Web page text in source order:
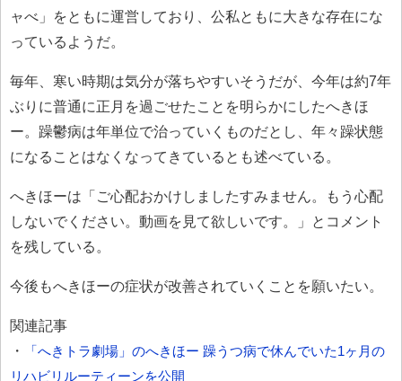
ャべ」をともに運営しており、公私ともに大きな存在にな
っているようだ。
毎年、寒い時期は気分が落ちやすいそうだが、今年は約7年
ぶりに普通に正月を過ごせたことを明らかにしたへきほ
ー。躁鬱病は年単位で治っていくものだとし、年々躁状態
になることはなくなってきているとも述べている。
へきほーは「ご心配おかけしましたすみません。もう心配
しないでください。動画を見て欲しいです。」とコメント
を残している。
今後もへきほーの症状が改善されていくことを願いたい。
関連記事
・
「へきトラ劇場」のへきほー 躁うつ病で休んでいた1ヶ月の
リハビリルーティーンを公開